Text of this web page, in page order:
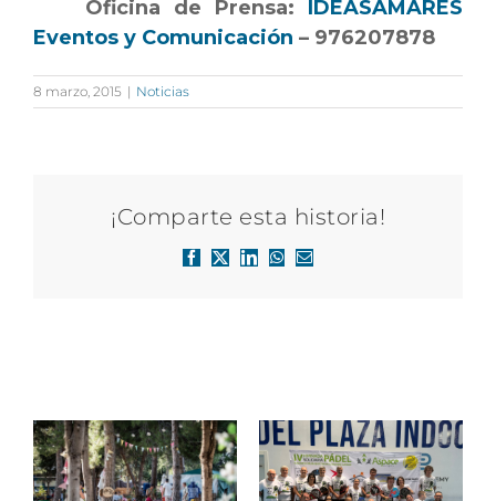
Oficina de Prensa:
IDEASAMARES
Eventos y Comunicación – 976207878
8 marzo, 2015 | Noticias
¡Comparte esta historia!
Facebook
X LinkedInWhatsApp
Correo